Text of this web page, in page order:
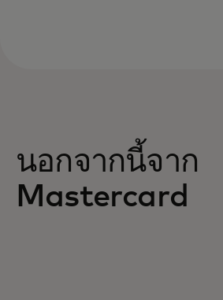
นอกจากนี้จาก
Mastercard